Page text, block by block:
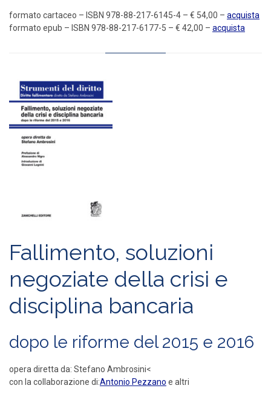
formato cartaceo – ISBN 978-88-217-6145-4 – € 54,00 – acquista
formato epub – ISBN 978-88-217-6177-5 – € 42,00 – acquista
Fallimento, soluzioni
negoziate della crisi e
disciplina bancaria
dopo le riforme del 2015 e 2016
opera diretta da: Stefano Ambrosini<
con la collaborazione di:Antonio Pezzano e altri